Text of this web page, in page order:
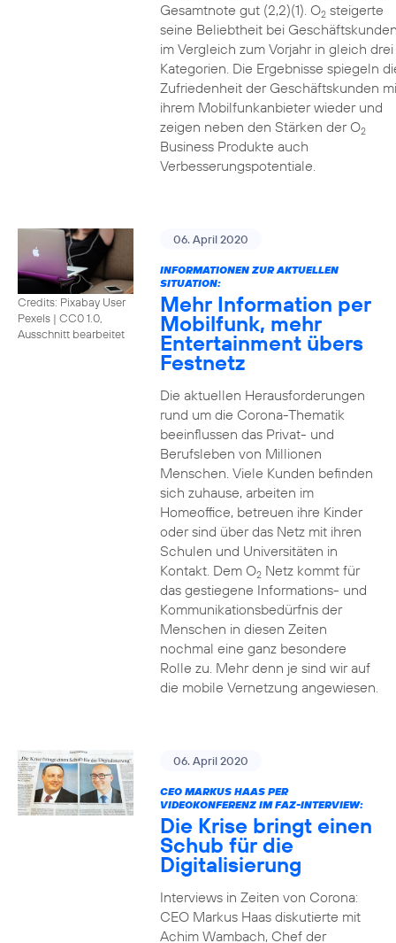
Gesamtnote gut (2,2)(1). O2steigerte
seine Beliebtheit bei
im Vergleich zum Vorjahr in gleich drei
Kategorien. Die Ergebnisse spiegeln
Zufriedenheit der Geschäftskunden
ihrem Mobilfunkanbieter wieder und
zeigen neben den Stärken der O2
Business Produkte auch
Verbesserungspotentiale.
Credits: Pixabay User
Pexels | CC0 1.0,
Ausschnitt bearbeitet
06. April 2020
INFORMATIONEN ZUR AKTUELLEN
SITUATION:
Mehr Information per
Mobilfunk, mehr
Entertainment übers
Festnetz
Die aktuellen Herausforderungen
rund um die Corona-Thematik
beeinflussen das Privat- und
Berufsleben von Millionen
Menschen. Viele Kunden befinden
sich zuhause, arbeiten im
Homeoffice, betreuen ihre Kinder
oder sind über das Netz mit ihren
Schulen und Universitäten in
Kontakt. Dem O2Netz kommt für
das gestiegene Informations- und
Kommuni­ka­tions­bedürfnis­ der
Menschen in diesen Zeiten
nochmal eine ganz besondere
Rolle zu. Mehr denn je sind wir auf
die mobile Vernetzung angewiesen.
06. April 2020
CEO MARKUS HAAS PER
VIDEOKONFERENZ IM FAZ-INTERVIEW:
Die Krise bringt einen
Schub für die
Digitalisierung
Interviews in Zeiten von Corona:
CEO Markus Haas diskutierte mit
Achim Wambach, Chef der